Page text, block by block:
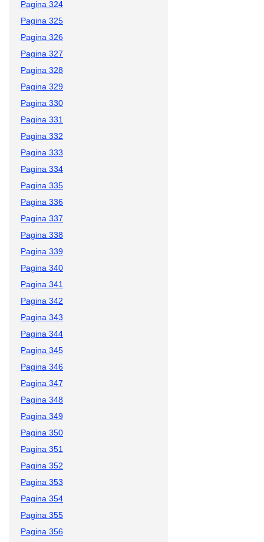
Pagina 324
Pagina 325
Pagina 326
Pagina 327
Pagina 328
Pagina 329
Pagina 330
Pagina 331
Pagina 332
Pagina 333
Pagina 334
Pagina 335
Pagina 336
Pagina 337
Pagina 338
Pagina 339
Pagina 340
Pagina 341
Pagina 342
Pagina 343
Pagina 344
Pagina 345
Pagina 346
Pagina 347
Pagina 348
Pagina 349
Pagina 350
Pagina 351
Pagina 352
Pagina 353
Pagina 354
Pagina 355
Pagina 356